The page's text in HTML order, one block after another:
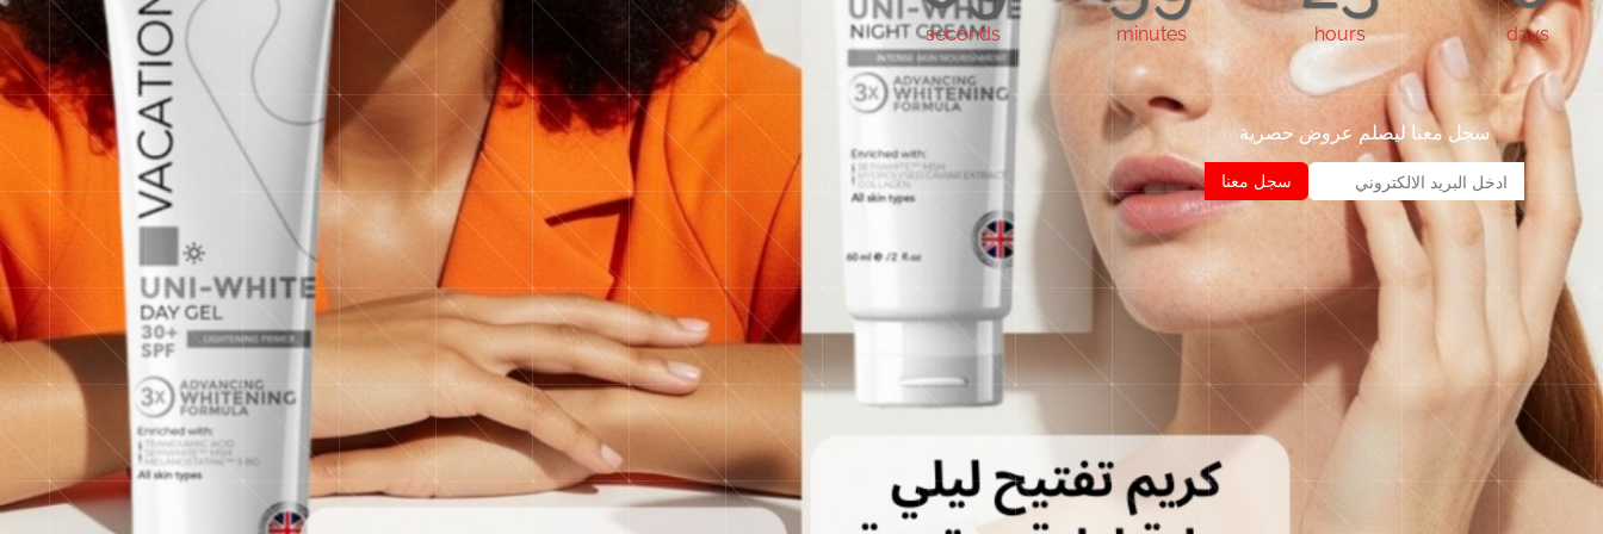
days
hours
minutes
seconds
سجل معنا ليصلم عروض حصرية